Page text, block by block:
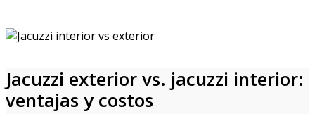
Jacuzzi exterior vs. jacuzzi interior:
ventajas y costos